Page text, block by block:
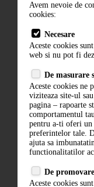
Avem nevoie de
cookies:
Necesare
Aceste cookies
web si nu pot fi
De masurare
Aceste cookies ne
viziteaza site-ul
pagina – rapoarte
comportamentul
pentru a-ti oferi un
preferintelor tale.
ajuta sa
functionalitatilor
De promovare
Aceste cookies